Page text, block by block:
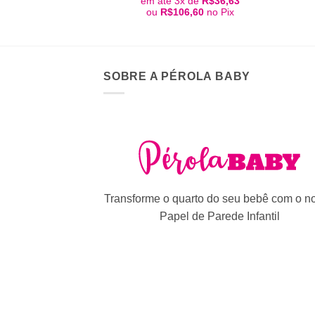
original
era:
ou R$106,60 no Pix
SOBRE A PÉROLA BABY
Transforme o quarto do seu bebê com o
Papel de Parede Infantil